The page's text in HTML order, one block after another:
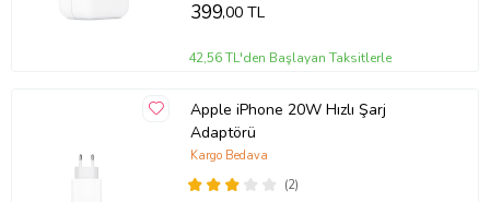
399,00 TL
42,56 TL'den Başlayan Taksitlerle
Apple iPhone 20W Hızlı Şarj
Adaptörü
(2)
Kargo Bedava